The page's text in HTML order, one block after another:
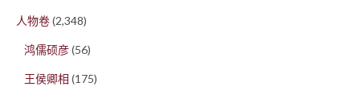
人物卷(2,348)
鸿儒硕彦(56)
王侯卿相 (175)